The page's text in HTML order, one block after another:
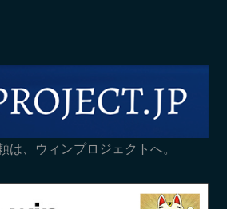
は、ウィンプロジェクトへ。